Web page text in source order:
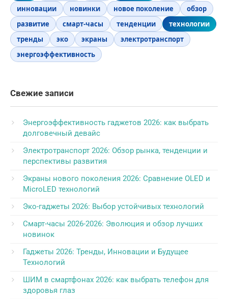
инновации
новинки новое поколение
обзор
развитие
смарт-часы тенденции
технологии
тренды
эко экраны
электротранспорт
энергоэффективность
Свежие записи
Энергоэффективность гаджетов 2026: как выбрать
долговечный девайс
Электротранспорт 2026: Обзор рынка, тенденции и
перспективы развития
Экраны нового поколения 2026: Сравнение OLED и
MicroLED технологий
Эко-гаджеты 2026: Выбор устойчивых технологий
Смарт-часы 2026-2026: Эволюция и обзор лучших
новинок
Гаджеты 2026: Тренды, Инновации и Будущее
Технологий
ШИМ в смартфонах 2026: как выбрать телефон для
здоровья глаз